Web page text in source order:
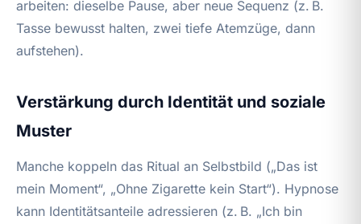
arbeiten: dieselbe Pause, aber neue Sequenz (z. B.
Tasse bewusst halten, zwei tiefe Atemzüge, dann
aufstehen).
Verstärkung durch Identität und soziale
Muster
Manche koppeln das Ritual an Selbstbild („Das ist
mein Moment“, „Ohne Zigarette kein Start“). Hypnose
kann Identitätsanteile adressieren (z. B. „Ich bin